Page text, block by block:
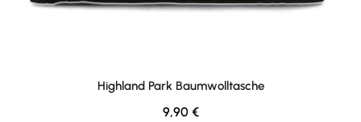
Highland Park Baumwolltasche
Regulärer Preis:
9,90 €